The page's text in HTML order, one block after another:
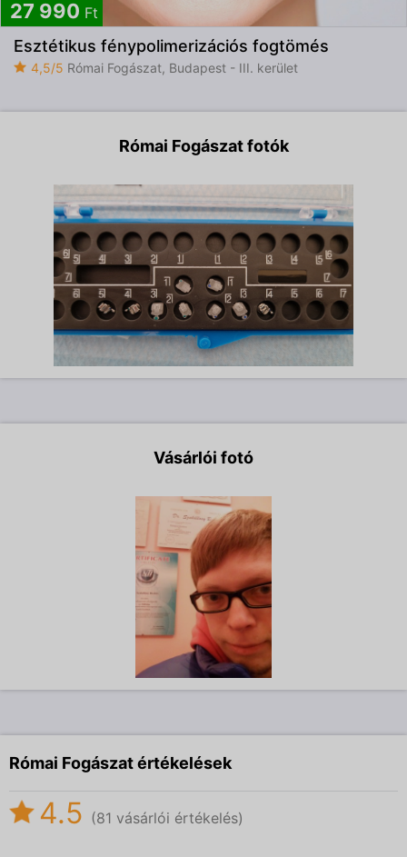
27 990 Ft
Esztétikus fénypolimerizációs fogtömés
4,5/5 Római Fogászat, Budapest - III. kerület
Római Fogászat fotók
Vásárlói fotó
Római Fogászat értékelések
4.5 (81 vásárlói értékelés)